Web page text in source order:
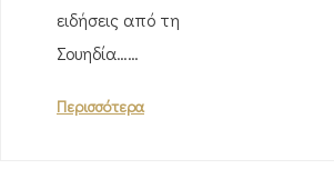
ειδήσεις από τη
Σουηδία……
Περισσότερα